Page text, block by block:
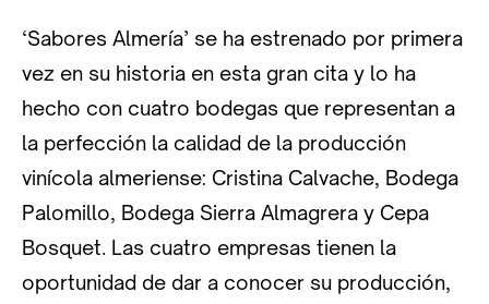
‘Sabores Almería’ se ha estrenado por primera
vez en su historia en esta gran cita y lo ha
hecho con cuatro bodegas que representan a
la perfección la calidad de la producción
vinícola almeriense: Cristina Calvache, Bodega
Palomillo, Bodega Sierra Almagrera y Cepa
Bosquet. Las cuatro empresas tienen la
oportunidad de dar a conocer su producción,